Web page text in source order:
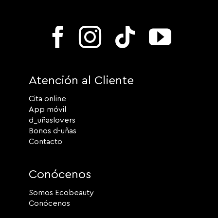
Atención al Cliente
Cita online
App móvil
d_uñaslovers
Bonos d-uñas
Contacto
Conócenos
Somos Ecobeauty
Conócenos